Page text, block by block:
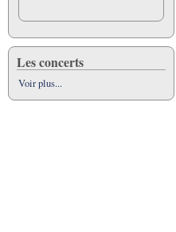
Les concerts
Voir plus...